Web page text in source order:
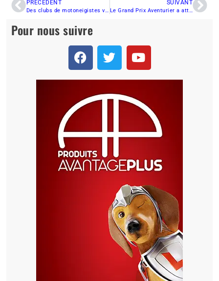
PRÉCÉDENT
Des clubs de motoneigistes veulent lancer un boycottage de l’Étape
SUIVANT
Le Grand Prix Aventurier a attiré sa large part de compétiteurs et de spectateurs
Pour nous suivre